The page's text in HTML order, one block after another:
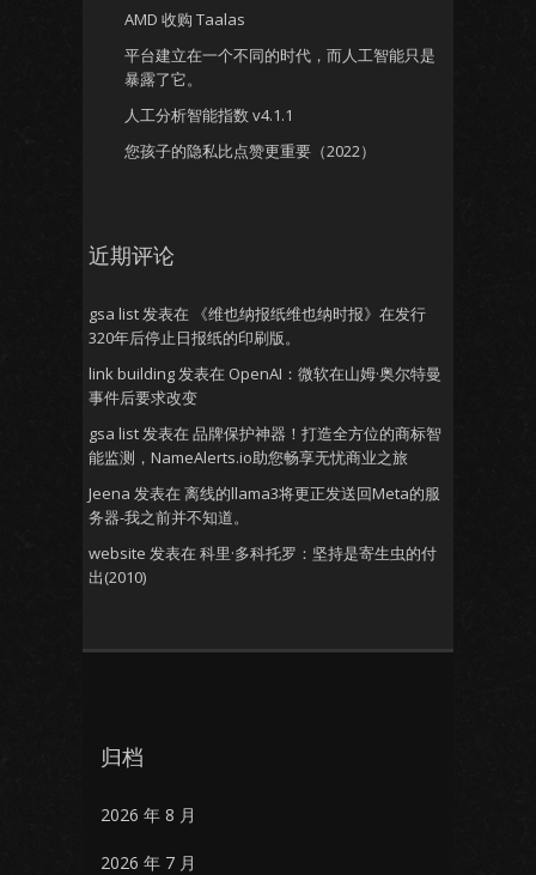
AMD 收购 Taalas
平台建立在一个不同的时代，而人工智能只是
暴露了它。
人工分析智能指数 v4.1.1
您孩子的隐私比点赞更重要（2022）
近期评论
gsa list发表在
《维也纳报纸维也纳时报》在发行
320年后停止日报纸的印刷版。
link building发表在 OpenAI：微软在山姆·奥尔特曼
事件后要求改变
gsa list发表在 品牌保护神器！打造全方位的商标智
能监测，NameAlerts.io助您畅享无忧商业之旅
Jeena 发表在 离线的llama3将更正发送回Meta的服
务器-我之前并不知道。
website 发表在 科里·多科托罗：坚持是寄生虫的付
出(2010)
归档
2026 年 8 月
2026 年 7 月